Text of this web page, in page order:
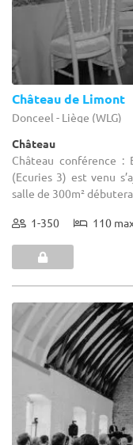
Château de Limont
Donceel - Liège (WLG)
Château
Château conférence :
(Ecuries 3) est venu
salle de 300m²
1-350 110